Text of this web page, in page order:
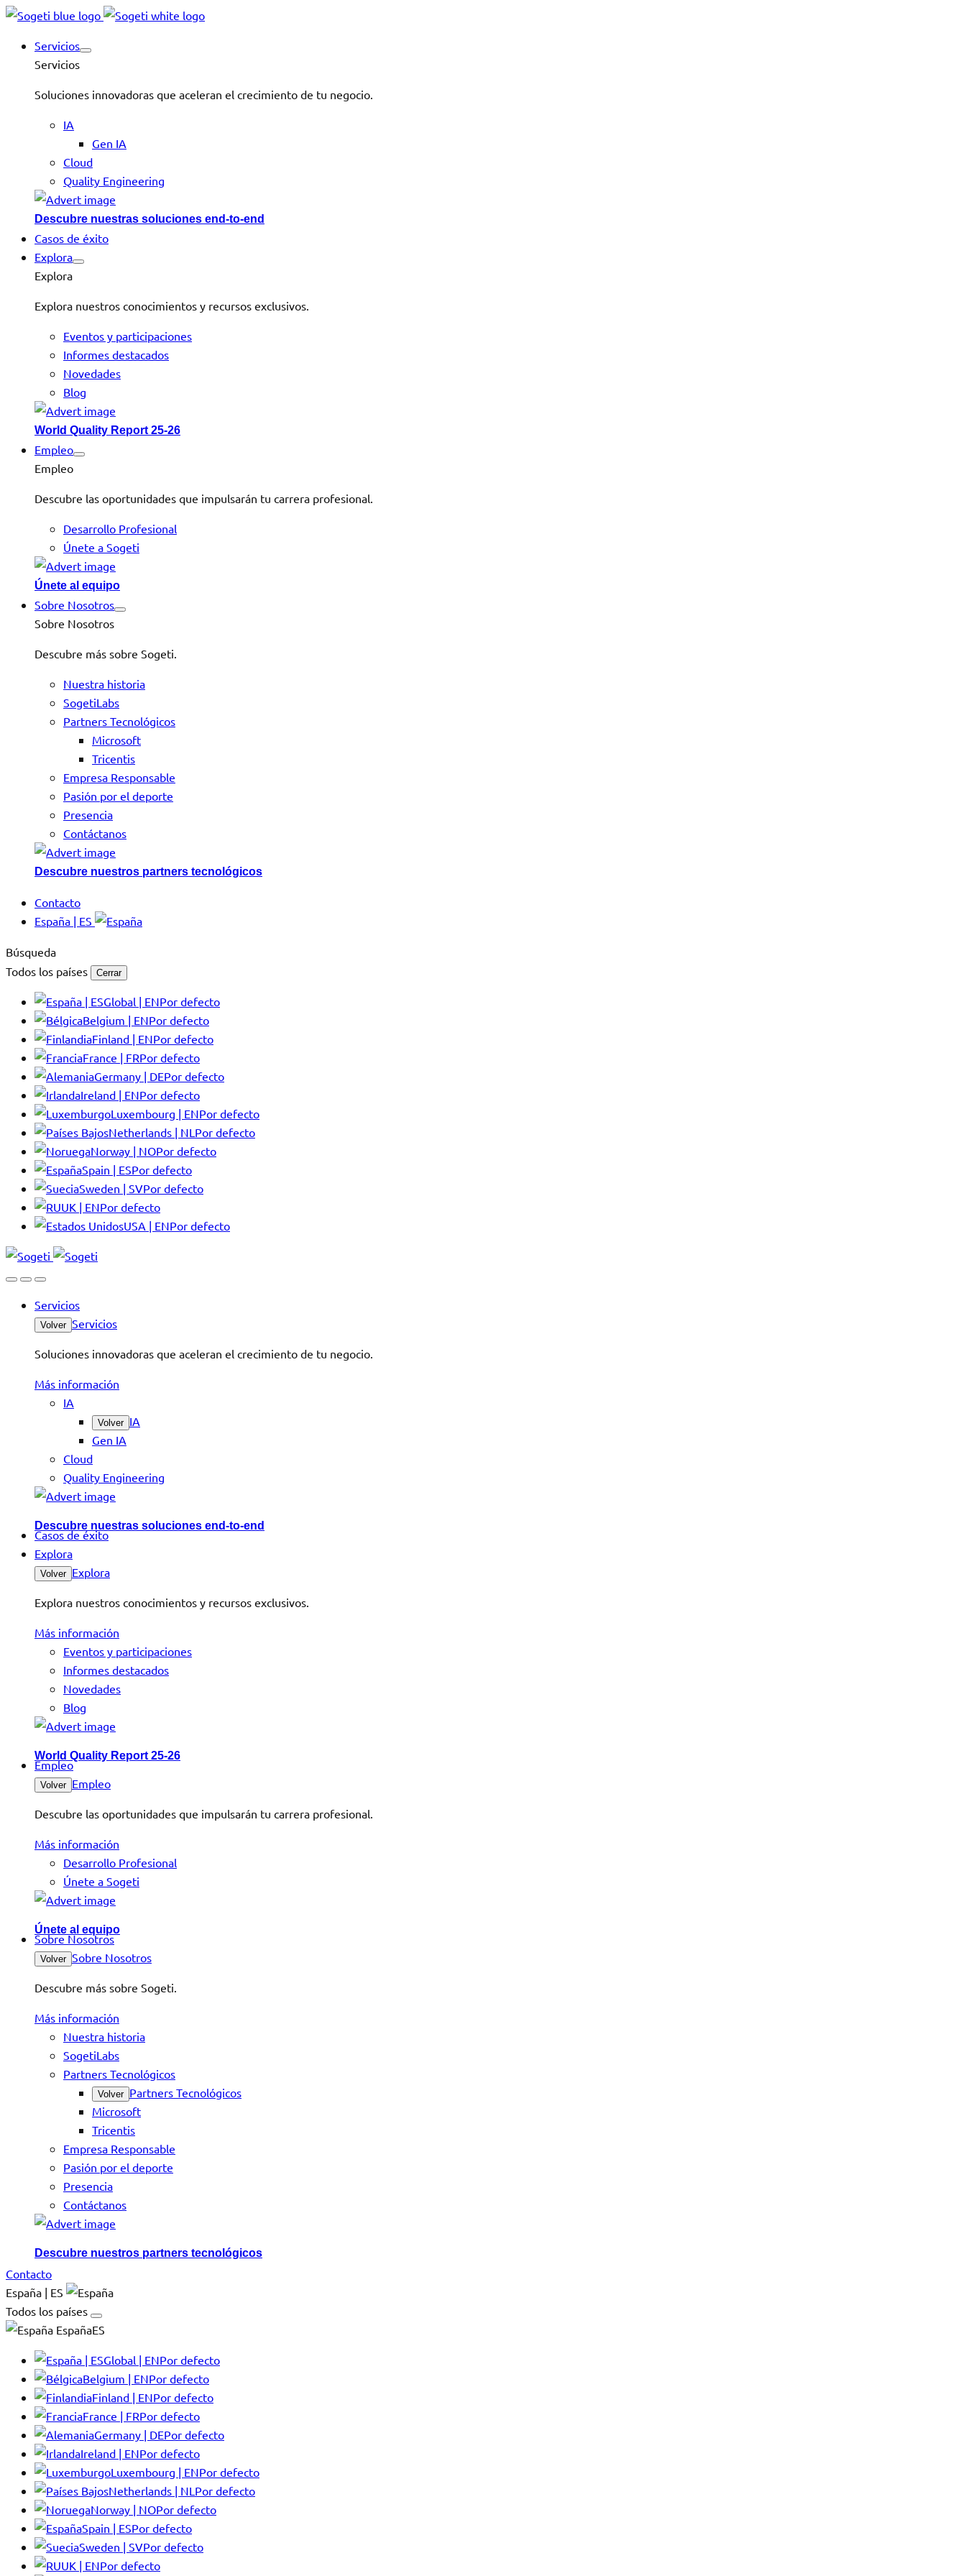
Servicios
Servicios
Soluciones innovadoras que aceleran el crecimiento de tu negocio.
IA
Gen IA
Cloud
Quality Engineering
Descubre nuestras soluciones end-to-end
Casos de éxito
Explora
Explora
Explora nuestros conocimientos y recursos exclusivos.
Eventos y participaciones
Informes destacados
Novedades
Blog
World Quality Report 25-26
Empleo
Empleo
Descubre las oportunidades que impulsarán tu carrera profesional.
Desarrollo Profesional
Únete a Sogeti
Únete al equipo
Sobre Nosotros
Sobre Nosotros
Descubre más sobre Sogeti.
Nuestra historia
SogetiLabs
Partners Tecnológicos
Microsoft
Tricentis
Empresa Responsable
Pasión por el deporte
Presencia
Contáctanos
Descubre nuestros partners tecnológicos
Contacto
España | ES
Búsqueda
Todos los países
Cerrar
Global | ENPor defecto
Belgium | ENPor defecto
Finland | ENPor defecto
France | FRPor defecto
Germany | DEPor defecto
Ireland | ENPor defecto
Luxembourg | ENPor defecto
Netherlands | NL Por defecto
Norway | NOPor defecto
Spain | ESPor defecto
Sweden | SVPor defecto
UK | ENPor defecto
USA | ENPor defecto
Servicios
Volver Servicios
Soluciones innovadoras que aceleran el crecimiento de tu negocio.
Más información
IA
Volver IA
Gen IA
Cloud
Quality Engineering
Descubre nuestras soluciones end-to-end
Casos de éxito
Explora
Volver Explora
Explora nuestros conocimientos y recursos exclusivos.
Más información
Eventos y participaciones
Informes destacados
Novedades
Blog
World Quality Report 25-26
Empleo
Volver Empleo
Descubre las oportunidades que impulsarán tu carrera profesional.
Más información
Desarrollo Profesional
Únete a Sogeti
Únete al equipo
Sobre Nosotros
Volver Sobre Nosotros
Descubre más sobre Sogeti.
Más información
Nuestra historia
SogetiLabs
Partners Tecnológicos
Volver Partners Tecnológicos
Microsoft
Tricentis
Empresa Responsable
Pasión por el deporte
Presencia
Contáctanos
Descubre nuestros partners tecnológicos
Contacto
España | ES
Todos los países
EspañaES
Global | ENPor defecto
Belgium | ENPor defecto
Finland | ENPor defecto
France | FRPor defecto
Germany | DEPor defecto
Ireland | ENPor defecto
Luxembourg | ENPor defecto
Netherlands | NL Por defecto
Norway | NOPor defecto
Spain | ESPor defecto
Sweden | SVPor defecto
UK | ENPor defecto